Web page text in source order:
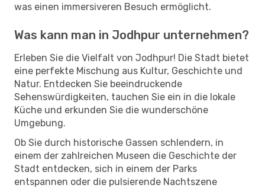
was einen immersiveren Besuch ermöglicht.
Was kann man in Jodhpur unternehmen?
Erleben Sie die Vielfalt von Jodhpur! Die Stadt bietet
eine perfekte Mischung aus Kultur, Geschichte und
Natur. Entdecken Sie beeindruckende
Sehenswürdigkeiten, tauchen Sie ein in die lokale
Küche und erkunden Sie die wunderschöne
Umgebung.
Ob Sie durch historische Gassen schlendern, in
einem der zahlreichen Museen die Geschichte der
Stadt entdecken, sich in einem der Parks
entspannen oder die pulsierende Nachtszene